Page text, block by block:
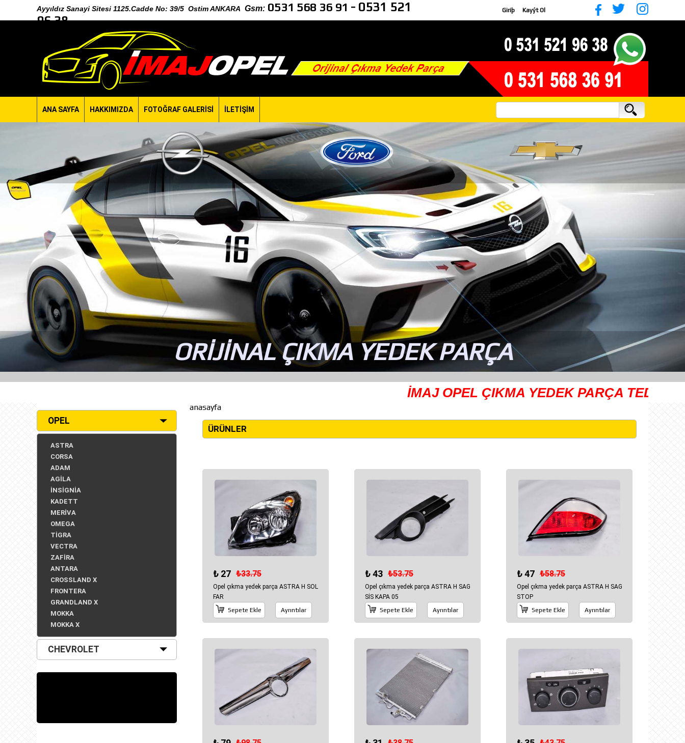
Ayyıldız Sanayi Sitesi 1125.Cadde No: 39/5 Ostim ANKARA Gsm: 0531 568 36 91 - 0531 521
96 38
Giriþ Kayýt Ol
ANA SAYFA HAKKIMIZDA FOTOĞRAF GALERİSİ İLETİŞİM
ORİJİNAL ÇIKMA YEDEK PARÇA
İMAJ OPEL ÇIKMA YEDEK PARÇA TEDARİKÇİSİ
OPEL
ASTRA
CORSA
ADAM
AGİLA
İNSİGNİA
KADETT
MERİVA
OMEGA
TİGRA
VECTRA
ZAFİRA
ANTARA
CROSSLAND X
FRONTERA
GRANDLAND X
MOKKA
MOKKA X
CHEVROLET
anasayfa
ÜRÜNLER
₺ 27 ₺33.75
Opel çıkma yedek parça ASTRA H SOL
FAR
Sepete Ekle
Ayrıntılar
₺ 43 ₺53.75
Opel çıkma yedek parça ASTRA H SAG
SİS KAPA 05
Sepete Ekle
Ayrıntılar
₺ 47 ₺58.75
Opel çıkma yedek parça ASTRA H SAG
STOP
Sepete Ekle
Ayrıntılar